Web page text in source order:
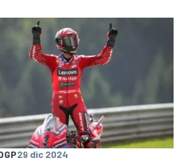
29 dic 2024